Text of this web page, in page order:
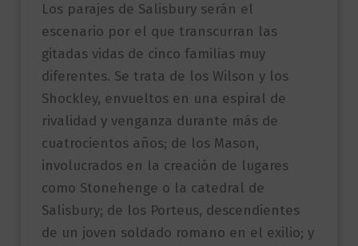
Los parajes de Salisbury serán el
escenario por el que transcurran las
gitadas vidas de cinco familias muy
diferentes. Se trata de los Wilson y los
Shockley, envueltos en una espiral de
rivalidad y venganza durante más de
cuatrocientos años; de los Mason,
involucrados en la creación de lugares
como Stonehenge o la catedral de
Salisbury; de los Porteus, descendientes
de un joven soldado romano en el exilio; y